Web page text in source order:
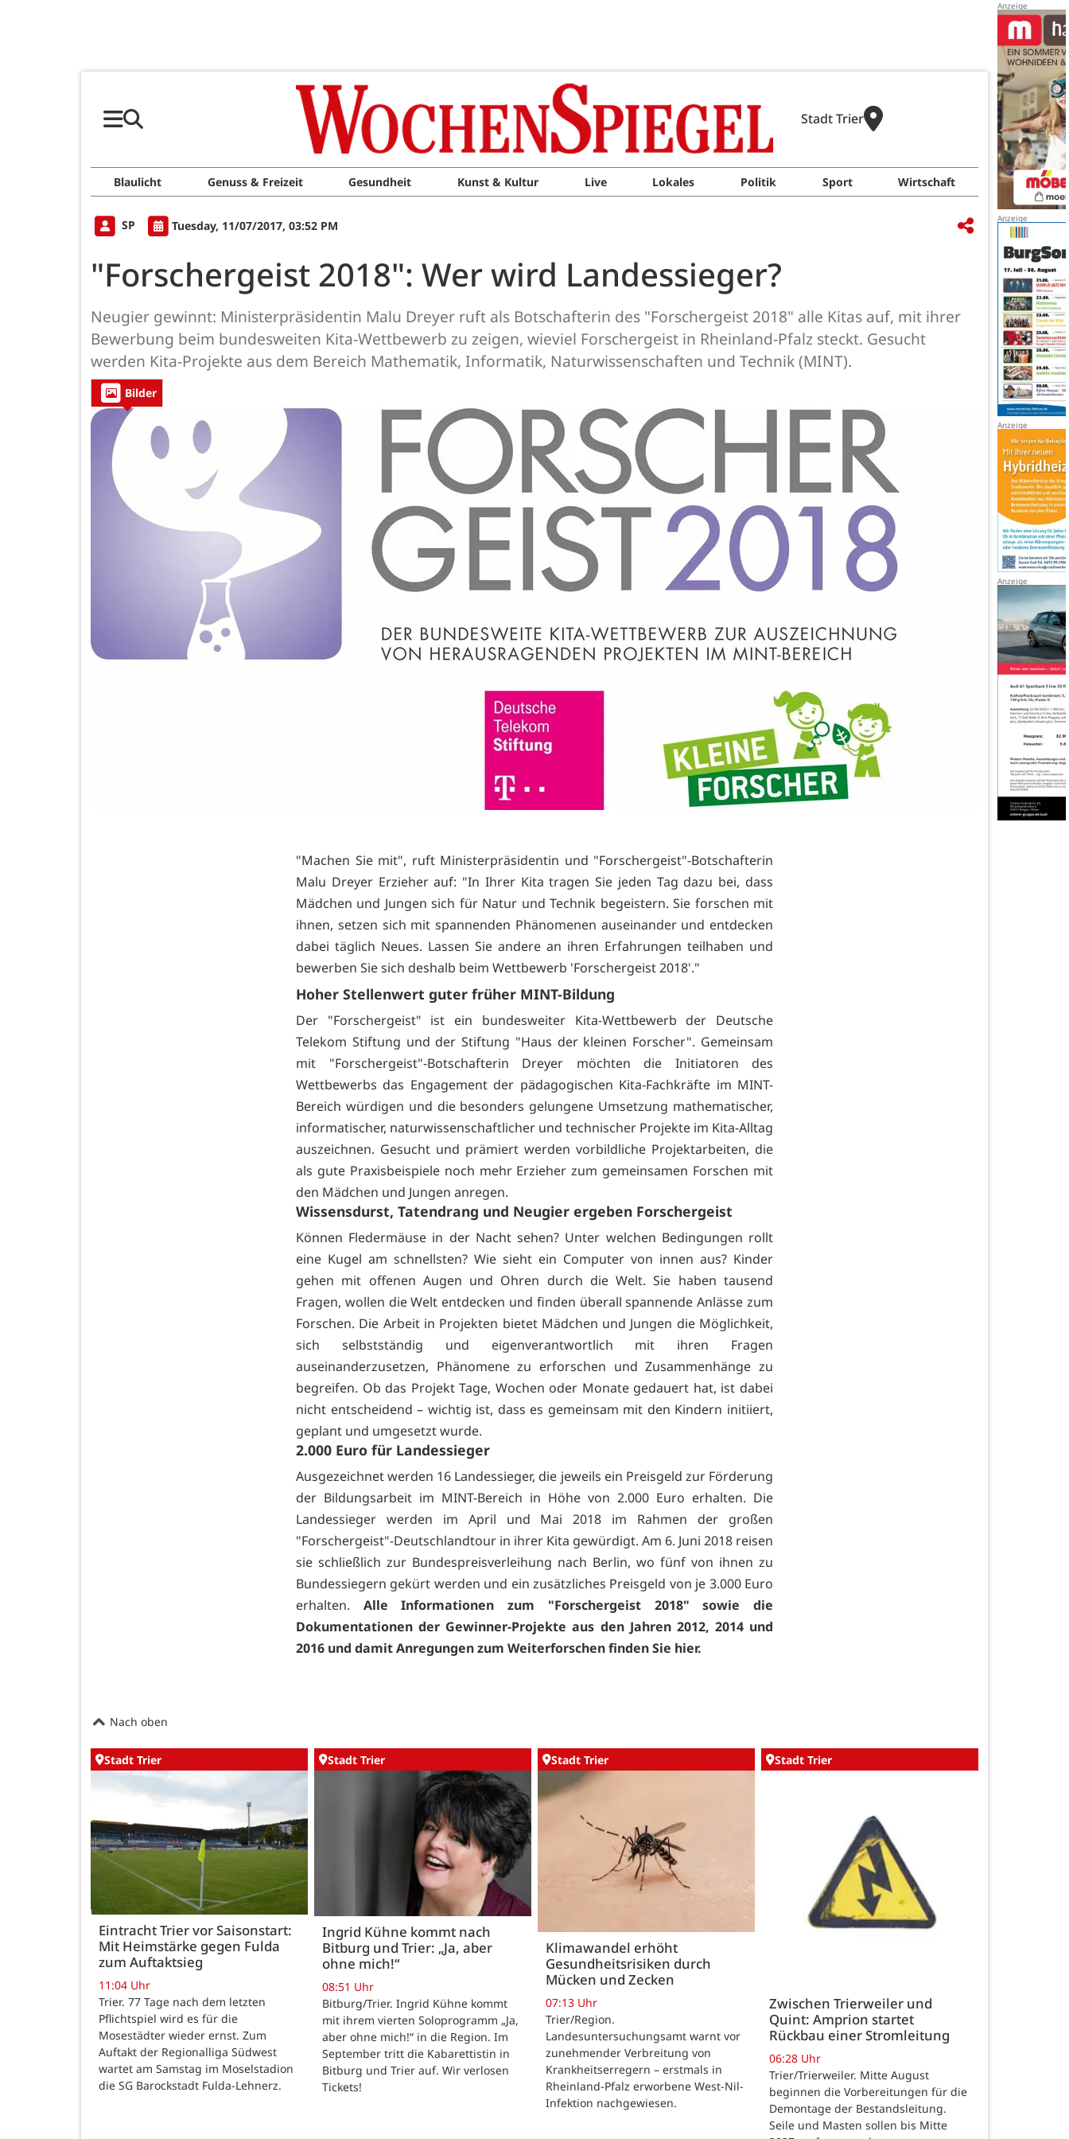
Stadt Trier
Blaulicht Genuss & Freizeit Gesundheit Kunst & Kultur Live Lokales Politik Sport Wirtschaft
SP Tuesday, 11/07/2017, 03:52 PM
"Forschergeist 2018": Wer wird Landessieger?
Neugier gewinnt: Ministerpräsidentin Malu Dreyer ruft als Botschafterin des "Forschergeist 2018" alle Kitas auf, mit ihrer
Bewerbung beim bundesweiten Kita-Wettbewerb zu zeigen, wieviel Forschergeist in Rheinland-Pfalz steckt. Gesucht
werden Kita-Projekte aus dem Bereich Mathematik, Informatik, Naturwissenschaften und Technik (MINT).
Bilder
"Machen Sie mit", ruft Ministerpräsidentin und "Forschergeist"-Botschafterin
Malu Dreyer Erzieher auf: "In Ihrer Kita tragen Sie jeden Tag dazu bei, dass
Mädchen und Jungen sich für Natur und Technik begeistern. Sie forschen mit
ihnen, setzen sich mit spannenden Phänomenen auseinander und entdecken
dabei täglich Neues. Lassen Sie andere an ihren Erfahrungen teilhaben und
bewerben Sie sich deshalb beim Wettbewerb 'Forschergeist 2018'."
Hoher Stellenwert guter früher MINT-Bildung
Der "Forschergeist" ist ein bundesweiter Kita-Wettbewerb der Deutsche
Telekom Stiftung und der Stiftung "Haus der kleinen Forscher". Gemeinsam
mit "Forschergeist"-Botschafterin Dreyer möchten die Initiatoren des
Wettbewerbs das Engagement der pädagogischen Kita-Fachkräfte im MINT-
Bereich würdigen und die besonders gelungene Umsetzung mathematischer,
informatischer, naturwissenschaftlicher und technischer Projekte im Kita-Alltag
auszeichnen. Gesucht und prämiert werden vorbildliche Projektarbeiten, die
als gute Praxisbeispiele noch mehr Erzieher zum gemeinsamen Forschen mit
den Mädchen und Jungen anregen.
Wissensdurst, Tatendrang und Neugier ergeben Forschergeist
Können Fledermäuse in der Nacht sehen? Unter welchen Bedingungen rollt
eine Kugel am schnellsten? Wie sieht ein Computer von innen aus? Kinder
gehen mit offenen Augen und Ohren durch die Welt. Sie haben tausend
Fragen, wollen die Welt entdecken und finden überall spannende Anlässe zum
Forschen. Die Arbeit in Projekten bietet Mädchen und Jungen die Möglichkeit,
sich selbstständig und eigenverantwortlich mit ihren Fragen
auseinanderzusetzen, Phänomene zu erforschen und Zusammenhänge zu
begreifen. Ob das Projekt Tage, Wochen oder Monate gedauert hat, ist dabei
nicht entscheidend – wichtig ist, dass es gemeinsam mit den Kindern initiiert,
geplant und umgesetzt wurde.
2.000 Euro für Landessieger
Ausgezeichnet werden 16 Landessieger, die jeweils ein Preisgeld zur Förderung
der Bildungsarbeit im MINT-Bereich in Höhe von 2.000 Euro erhalten. Die
Landessieger werden im April und Mai 2018 im Rahmen der großen
"Forschergeist"-Deutschlandtour in ihrer Kita gewürdigt. Am 6. Juni 2018 reisen
sie schließlich zur Bundespreisverleihung nach Berlin, wo fünf von ihnen zu
Bundessiegern gekürt werden und ein zusätzliches Preisgeld von je 3.000 Euro
erhalten. Alle Informationen zum "Forschergeist 2018" sowie die
Dokumentationen der Gewinner-Projekte aus den Jahren 2012, 2014 und
2016 und damit Anregungen zum Weiterforschen finden Sie hier.
Nach oben
Stadt Trier
Eintracht Trier vor Saisonstart:
Mit Heimstärke gegen Fulda
zum Auftaktsieg
11:04 Uhr
Trier. 77 Tage nach dem letzten
Pflichtspiel wird es für die
Mosestädter wieder ernst. Zum
Auftakt der Regionalliga Südwest
wartet am Samstag im Moselstadion
die SG Barockstadt Fulda-Lehnerz.
Stadt Trier
Ingrid Kühne kommt nach
Bitburg und Trier: „Ja, aber
ohne mich!“
08:51 Uhr
Bitburg/Trier. Ingrid Kühne kommt
mit ihrem vierten Soloprogramm „Ja,
aber ohne mich!“ in die Region. Im
September tritt die Kabarettistin in
Bitburg und Trier auf. Wir verlosen
Tickets!
Stadt Trier
Klimawandel erhöht
Gesundheitsrisiken durch
Mücken und Zecken
07:13 Uhr
Trier/Region.
Landesuntersuchungsamt warnt vor
zunehmender Verbreitung von
Krankheitserregern – erstmals in
Rheinland-Pfalz erworbene West-Nil-
Infektion nachgewiesen.
Stadt Trier
Zwischen Trierweiler und
Quint: Amprion startet
Rückbau einer Stromleitung
06:28 Uhr
Trier/Trierweiler. Mitte August
beginnen die Vorbereitungen für die
Demontage der Bestandsleitung.
Seile und Masten sollen bis Mitte